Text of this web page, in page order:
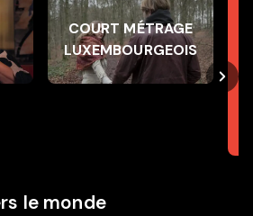
Court métrage
luxembourgeois
COURT MÉTRAGE
LUXEMBOURGEOIS
le monde